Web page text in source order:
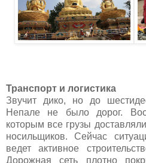
Транспорт и логистика
Звучит дико, но до
Непале не было дорог.
которым все грузы
носильщиков. Сейчас
ведет активное
Дорожная сеть плотно